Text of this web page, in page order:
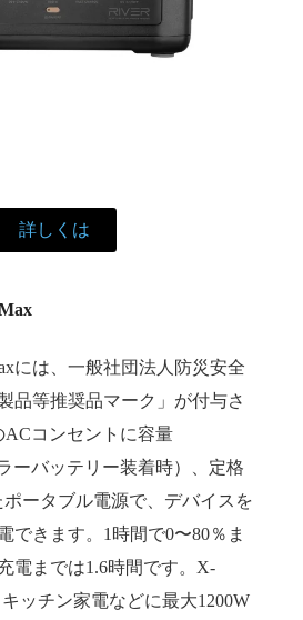
詳しくは
には、一般社団法人防災安全
品等推奨品マーク」が付与さ
ACコンセントに容量
ーバッテリー装着時）、定格
ポータブル電源で、デバイスを
できます。1時間で0〜80％ま
電までは1.6時間です。X-
ッチン家電などに最大1200W